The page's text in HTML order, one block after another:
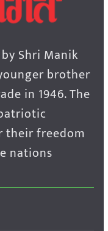
Shri Manik
brother
in 1946. The
freedom
nations